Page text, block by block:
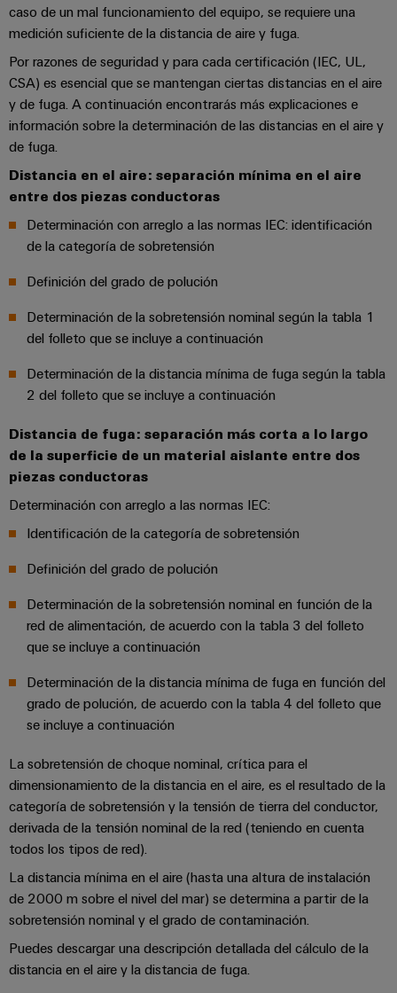
de
Soluciones
y
productos
para
centros
datos:
fiables
y
escalables
Construcción
naval
Soluciones
integrales
de
conexión
para
la
marítima
Energía
eólica
Excelencia
operativa
en
energía
eólica
Energía
fotovoltaica
Aprovechar
energía
solar
para
mayor
eficiencia
de
los
recursos
Energía
Tradicional
El
futuro
la
generación
computing
Cuadro
y
campo
de
campo
Configurador
Weidmüller
inteligente
Cabinet
Building
Workplace
solutions
Sistemas
soluciones
Automatización
descentralizada
Automatización
industrial
Industrial
analytics
Industrial
IoT
Industrial
Security
Plataforma
servicio
de
conexión,
cables
de
conexión
(patch)
cables
Interfaces
y
soluciones
de
migración
para
PLC
Interfaces
de
asistencia
Distribution
boxes
y
relés
de
estado
sólido
y
convertidores
de
medida
Fuentes
de
alimentación
Carcasas
para
Ingeniería
digital
Weidmüller
Configurator
Servicios
conectores
para
circuito
impreso
Servicios
laboratorio
Soporte
Soporte
técnico
Cumplimiento
medioambiental
de
los
PSIRT
Datos
de
ingeniería
técnicos
de
producto
Reparaciones
y
piezas
de
repuesto
Cursos
Mag
|
Customer
Magazine
Academia
Recursos
Humanos
Nuestro
equipo
de
dirección
Política
de
calidad
Prensa
News
de
prensa
partners
Distribución
Red
de
partners
de
IIoT
y
Automatización
a
caso de un mal funcionamiento del equipo, se requiere una
medición suficiente de la distancia de aire y fuga.
Por razones de seguridad y para cada certificación (IEC, UL,
CSA) es esencial que se mantengan ciertas distancias en el aire
y de fuga. A continuación encontrarás más explicaciones e
información sobre la determinación de las distancias en el aire y
de fuga.
Distancia en el aire: separación mínima en el aire
entre dos piezas conductoras
Determinación con arreglo a las normas IEC: identificación
de la categoría de sobretensión
Definición del grado de polución
Determinación de la sobretensión nominal según la tabla 1
del folleto que se incluye a continuación
Determinación de la distancia mínima de fuga según la tabla
2 del folleto que se incluye a continuación
Distancia de fuga: separación más corta a lo largo
de la superficie de un material aislante entre dos
piezas conductoras
Determinación con arreglo a las normas IEC:
Identificación de la categoría de sobretensión
Definición del grado de polución
Determinación de la sobretensión nominal en función de la
red de alimentación, de acuerdo con la tabla 3 del folleto
que se incluye a continuación
Determinación de la distancia mínima de fuga en función del
grado de polución, de acuerdo con la tabla 4 del folleto que
se incluye a continuación
La sobretensión de choque nominal, crítica para el
dimensionamiento de la distancia en el aire, es el resultado de la
categoría de sobretensión y la tensión de tierra del conductor,
derivada de la tensión nominal de la red (teniendo en cuenta
todos los tipos de red).
La distancia mínima en el aire (hasta una altura de instalación
de 2000 m sobre el nivel del mar) se determina a partir de la
sobretensión nominal y el grado de contaminación.
Puedes descargar una descripción detallada del cálculo de la
distancia en el aire y la distancia de fuga.